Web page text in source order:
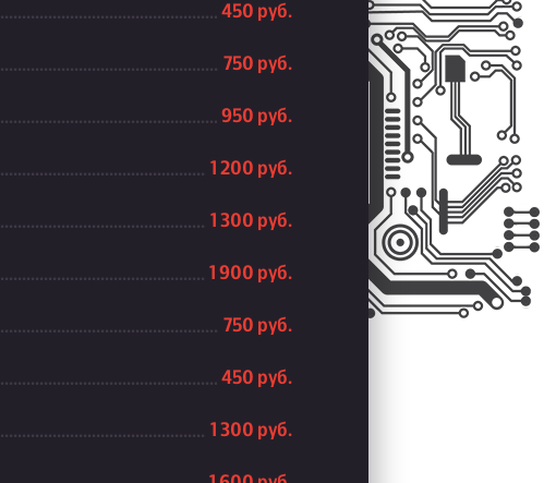
450 руб.
750 руб.
950 руб.
1 200 руб.
1 300 руб.
1 900 руб.
750 руб.
450 руб.
1 300 руб.